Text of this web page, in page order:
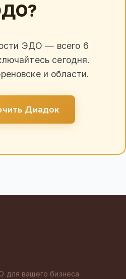
ЭДО — всего 6
сегодня.
и области.
Диадок
вашего бизнеса